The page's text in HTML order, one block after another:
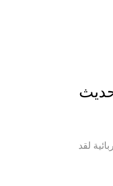
حديث
لقد